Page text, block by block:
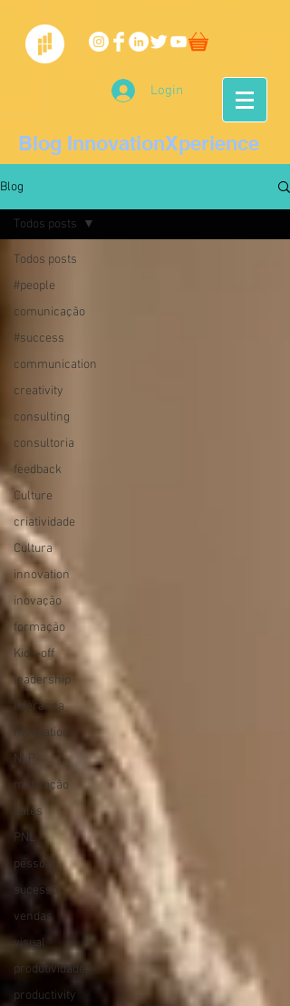
Login
Blog InnovationXperience
Blog
Todos posts
#people
comunicação
#success
communication
creativity
consulting
consultoria
feedback
Culture
criatividade
Cultura
innovation
inovação
formação
Kick-off
leadership
liderança
motivation
NLP
motivação
sales
PNL
pessoas
sucesso
vendas
visual
produtividade
productivity
Todos posts